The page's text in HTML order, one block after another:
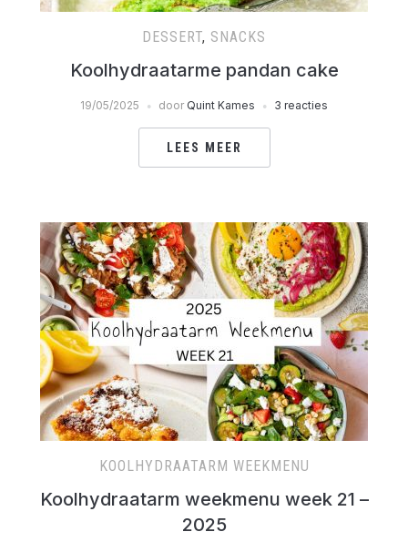
DESSERT, SNACKS
Koolhydraatarme pandan cake
19/05/2025 door Quint Kames 3 reacties
LEES MEER
KOOLHYDRAATARM WEEKMENU
Koolhydraatarm weekmenu week 21 –
2025